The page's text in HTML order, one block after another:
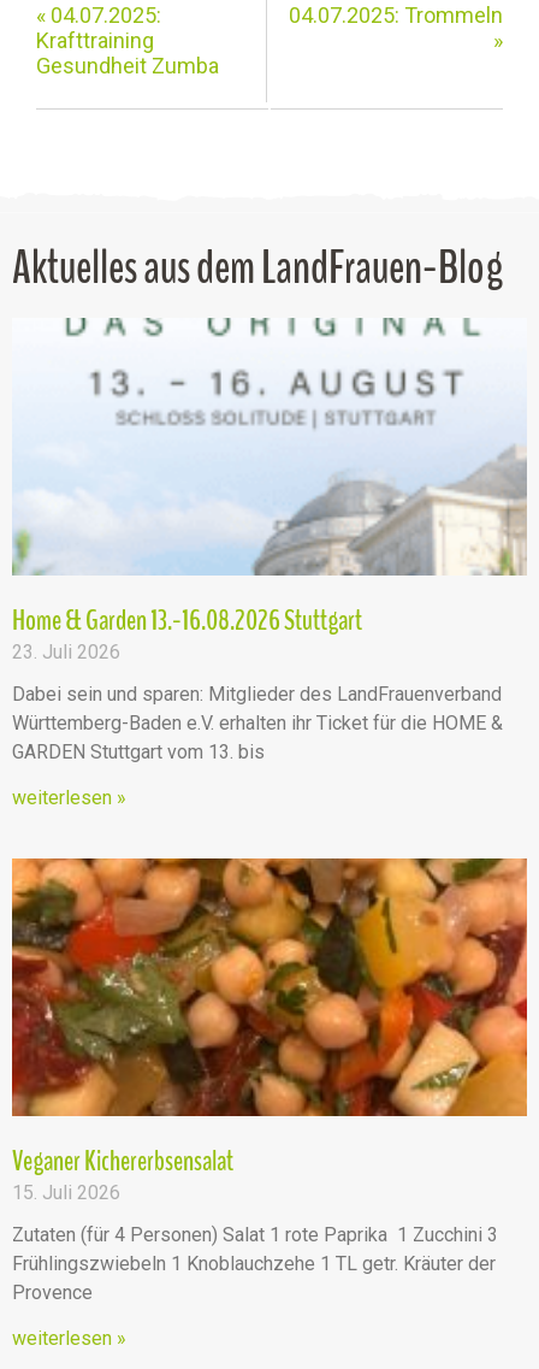
« 04.07.2025:
Krafttraining
Gesundheit Zumba
04.07.2025: Trommeln
»
Aktuelles aus dem LandFrauen-Blog
Home & Garden 13.-16.08.2026 Stuttgart
23. Juli 2026
Dabei sein und sparen: Mitglieder des LandFrauenverband
Württemberg-Baden e.V. erhalten ihr Ticket für die HOME &
GARDEN Stuttgart vom 13. bis
weiterlesen »
Veganer Kichererbsensalat
15. Juli 2026
Zutaten (für 4 Personen) Salat 1 rote Paprika 1 Zucchini 3
Frühlingszwiebeln 1 Knoblauchzehe 1 TL getr. Kräuter der
Provence
weiterlesen »